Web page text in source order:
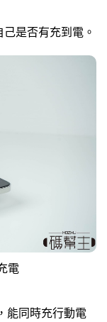
是否有充到電。
電
，能同時充行動電